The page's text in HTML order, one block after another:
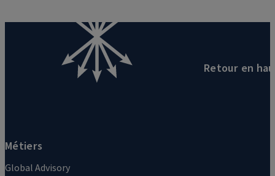
Métiers
Global Advisory
Retour en